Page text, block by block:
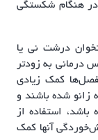
در هنگام شکستگی
درشت نی یا
درمانی به زودتر
کمک زیادی
زانو شده باشند و
استفاده از
آنها کمک